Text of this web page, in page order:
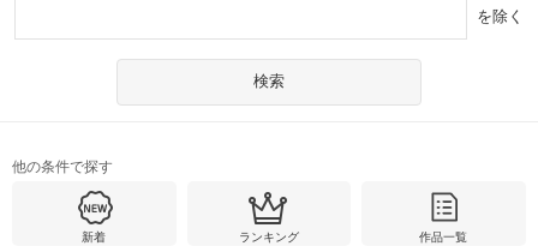
を除く
他の条件で探す
新着 ランキング 作品一覧